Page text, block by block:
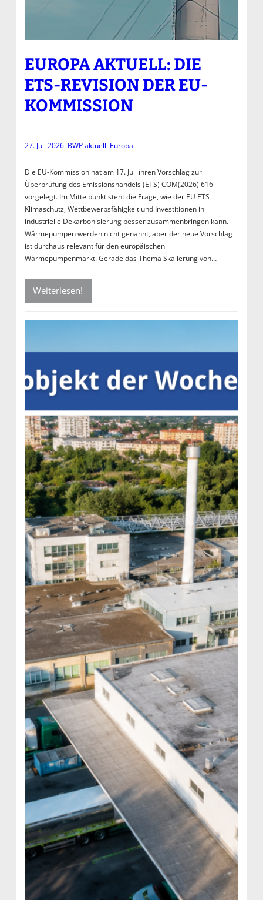
EUROPA AKTUELL: DIE
ETS-REVISION DER EU-
KOMMISSION
27. Juli 2026–BWP aktuell, Europa
Die EU-Kommission hat am 17. Juli ihren Vorschlag zur
Überprüfung des Emissionshandels (ETS) COM(2026) 616
vorgelegt. Im Mittelpunkt steht die Frage, wie der EU ETS
Klimaschutz, Wettbewerbsfähigkeit und Investitionen in
industrielle Dekarbonisierung besser zusammenbringen kann.
Wärmepumpen werden nicht genannt, aber der neue Vorschlag
ist durchaus relevant für den europäischen
Wärmepumpenmarkt. Gerade das Thema Skalierung von…
Weiterlesen!